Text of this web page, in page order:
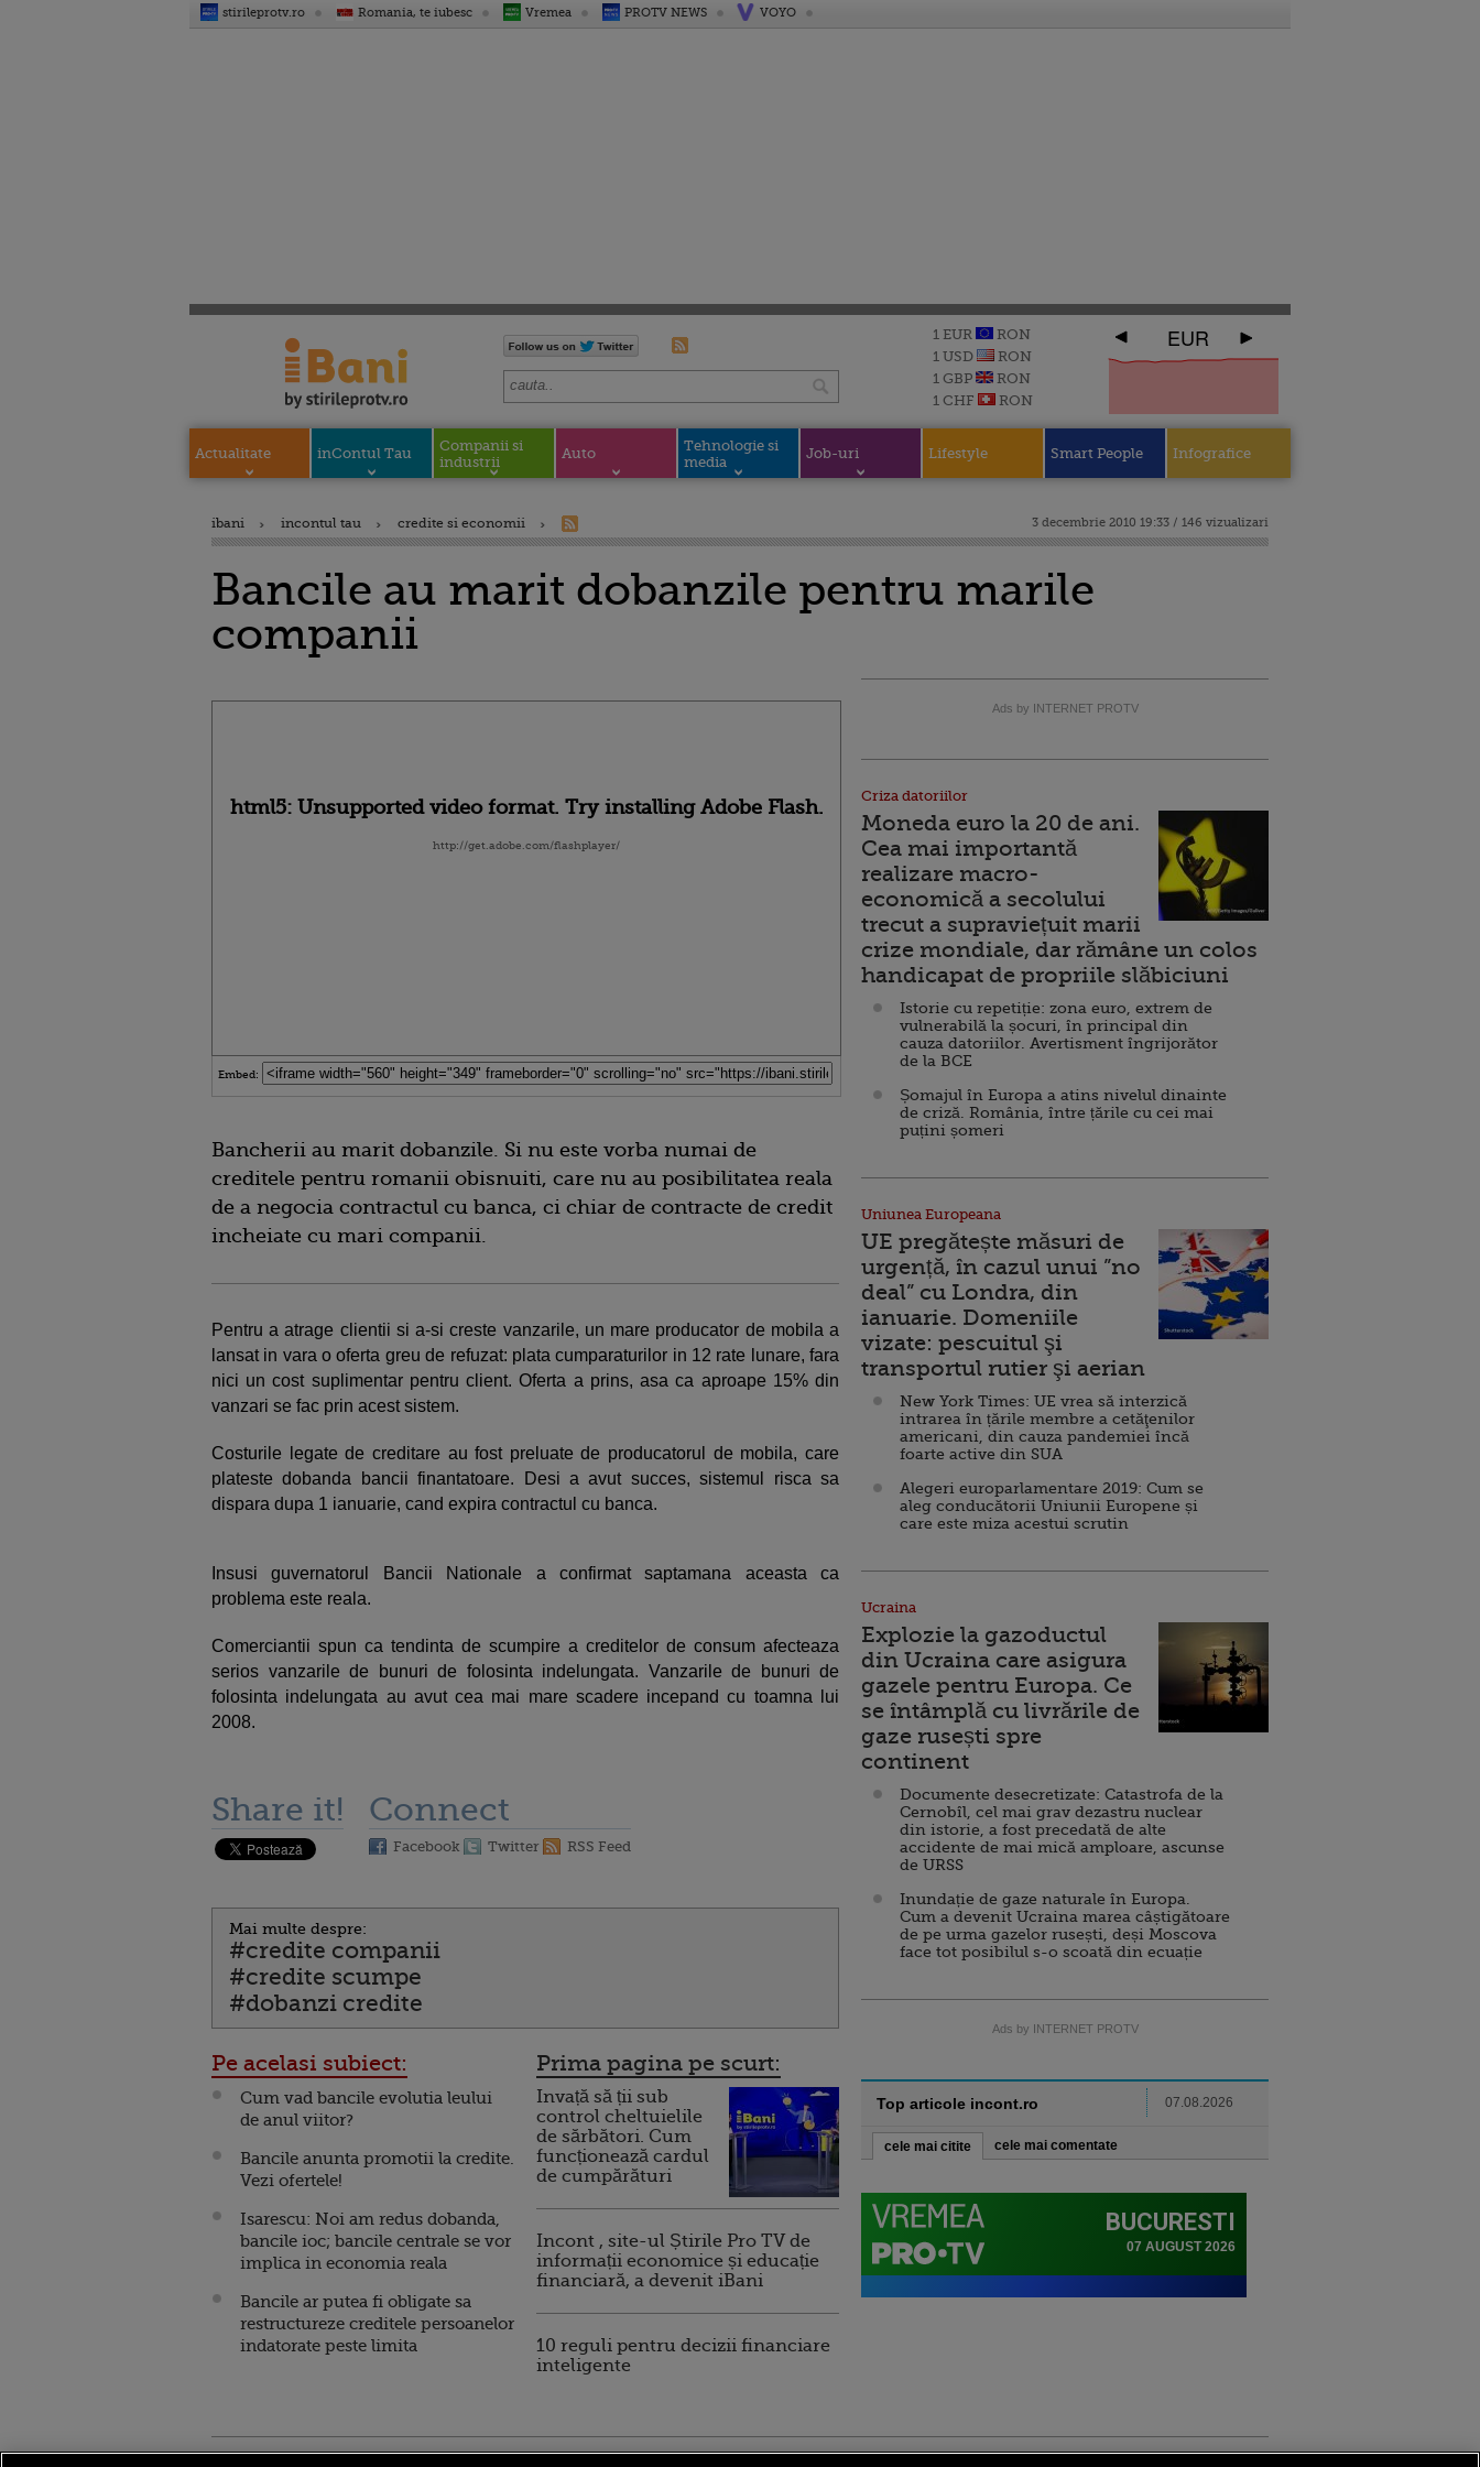
stirileprotv.ro Romania, te iubesc Vremea PROTV NEWS VOYO
1 EUR
RON
1 USD
RON
1 GBP
RON
1 CHF
RON
EUR
Actualitate inContul Tau
Companii si
industrii
Auto
Tehnologie si
media
Job-uri Lifestyle Smart People Infografice
ibani incontul tau credite si economii 3 decembrie 2010 19:33 / 146 vizualizari
Bancile au marit dobanzile pentru marile
companii
html5: Unsupported video format. Try installing Adobe Flash.
http://get.adobe.com/flashplayer/
Embed:
Bancherii au marit dobanzile. Si nu este vorba numai de
creditele pentru romanii obisnuiti, care nu au posibilitatea reala
de a negocia contractul cu banca, ci chiar de contracte de credit
incheiate cu mari companii.
Pentru a atrage clientii si a-si creste vanzarile, un mare producator de mobila a
lansat in vara o oferta greu de refuzat: plata cumparaturilor in 12 rate lunare, fara
nici un cost suplimentar pentru client. Oferta a prins, asa ca aproape 15% din
vanzari se fac prin acest sistem.
Costurile legate de creditare au fost preluate de producatorul de mobila, care
plateste dobanda bancii finantatoare. Desi a avut succes, sistemul risca sa
dispara dupa 1 ianuarie, cand expira contractul cu banca.
Insusi guvernatorul Bancii Nationale a confirmat saptamana aceasta ca
problema este reala.
Comerciantii spun ca tendinta de scumpire a creditelor de consum afecteaza
serios vanzarile de bunuri de folosinta indelungata. Vanzarile de bunuri de
folosinta indelungata au avut cea mai mare scadere incepand cu toamna lui
2008.
Share it! Connect
Facebook Twitter RSS Feed
Mai multe despre:
#credite companii
#credite scumpe
#dobanzi credite
Pe acelasi subiect:
Cum vad bancile evolutia leului
de anul viitor?
Bancile anunta promotii la credite.
Vezi ofertele!
Isarescu: Noi am redus dobanda,
bancile ioc; bancile centrale se vor
implica in economia reala
Bancile ar putea fi obligate sa
restructureze creditele persoanelor
indatorate peste limita
Prima pagina pe scurt:
Invață să ții sub
control cheltuielile
de sărbători. Cum
funcționează cardul
de cumpărături
Incont , site-ul Știrile Pro TV de
informații economice și educație
financiară, a devenit iBani
10 reguli pentru decizii financiare
inteligente
Ads by INTERNET PROTV
Criza datoriilor
Moneda euro la 20 de ani.
Cea mai importantă
realizare macro-
economică a secolului
trecut a supraviețuit marii
crize mondiale, dar rămâne un colos
handicapat de propriile slăbiciuni
Istorie cu repetiție: zona euro, extrem de
vulnerabilă la șocuri, în principal din
cauza datoriilor. Avertisment îngrijorător
de la BCE
Șomajul în Europa a atins nivelul dinainte
de criză. România, între țările cu cei mai
puțini șomeri
Uniunea Europeana
UE pregătește măsuri de
urgență, în cazul unui ”no
deal” cu Londra, din
ianuarie. Domeniile
vizate: pescuitul şi
transportul rutier şi aerian
New York Times: UE vrea să interzică
intrarea în țările membre a cetăţenilor
americani, din cauza pandemiei încă
foarte active din SUA
Alegeri europarlamentare 2019: Cum se
aleg conducătorii Uniunii Europene și
care este miza acestui scrutin
Ucraina
Explozie la gazoductul
din Ucraina care asigura
gazele pentru Europa. Ce
se întâmplă cu livrările de
gaze rusești spre
continent
Documente desecretizate: Catastrofa de la
Cernobîl, cel mai grav dezastru nuclear
din istorie, a fost precedată de alte
accidente de mai mică amploare, ascunse
de URSS
Inundație de gaze naturale în Europa.
Cum a devenit Ucraina marea câștigătoare
de pe urma gazelor rusești, deși Moscova
face tot posibilul s-o scoată din ecuație
Ads by INTERNET PROTV
Top articole incont.ro 07.08.2026
cele mai citite cele mai comentate